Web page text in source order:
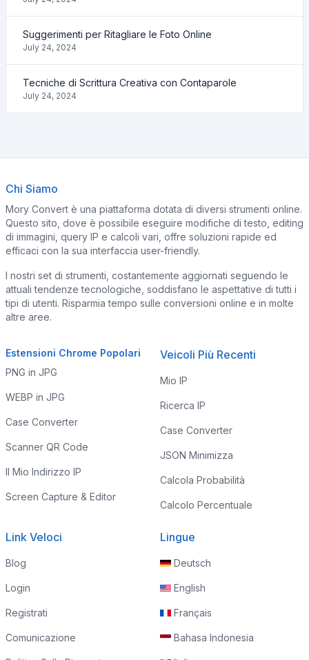
Suggerimenti per Ritagliare le Foto Online
July 24, 2024
Tecniche di Scrittura Creativa con Contaparole
July 24, 2024
Chi Siamo
Mory Convert è una piattaforma dotata di diversi strumenti online.
Questo sito, dove è possibile eseguire modifiche di testo, editing
di immagini, query IP e calcoli vari, offre soluzioni rapide ed
efficaci con la sua interfaccia user-friendly.
I nostri set di strumenti, costantemente aggiornati seguendo le
attuali tendenze tecnologiche, soddisfano le aspettative di tutti i
tipi di utenti. Risparmia tempo sulle conversioni online e in molte
altre aree.
Estensioni Chrome Popolari
PNG in JPG
WEBP in JPG
Case Converter
Scanner QR Code
Il Mio Indirizzo IP
Screen Capture & Editor
Veicoli Più Recenti
Mio IP
Ricerca IP
Case Converter
JSON Minimizza
Calcola Probabilità
Calcolo Percentuale
Link Veloci
Blog
Login
Registrati
Comunicazione
Lingue
Deutsch
English
Français
Bahasa Indonesia